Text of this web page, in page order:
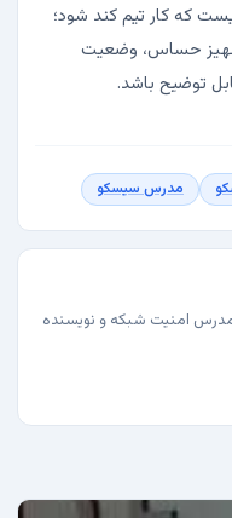
که کار تیم کند شود؛
حساس، وضعیت
مدرس سیسکو
امنیت شبکه و نویسنده